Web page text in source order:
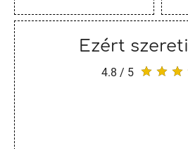
Ezért
4.8 / 5